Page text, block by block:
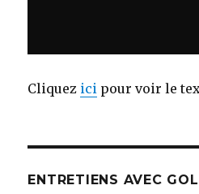
Cliquez ici pour voir le
ENTRETIENS AVEC